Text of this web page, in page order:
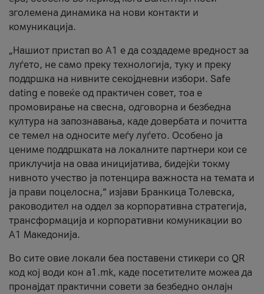
зголемена динамика на нови контакти и
комуникација.
„Нашиот пристап во А1 е да создадеме вредност за
луѓето, не само преку технологија, туку и преку
поддршка на нивните секојдневни избори. Safe
dating е повеќе од практичен совет, тоа е
промовирање на свесна, одговорна и безбедна
култура на запознавања, каде довербата и почитта
се темел на односите меѓу луѓето. Особено ја
цениме поддршката на локалните партнери кои се
приклучија на оваа иницијатива, бидејќи токму
нивното учество ја потенцира важноста на темата и
ја прави поцелосна,“ изјави Бранкица Толевска,
раководител на оддел за корпоративна стратегија,
трансформација и корпоративни комуникации во
А1 Македонија.
Во сите овие локали беа поставени стикери со QR
код кој води кон a1.mk, каде посетителите можеа да
пронајдат практични совети за безбедно онлајн